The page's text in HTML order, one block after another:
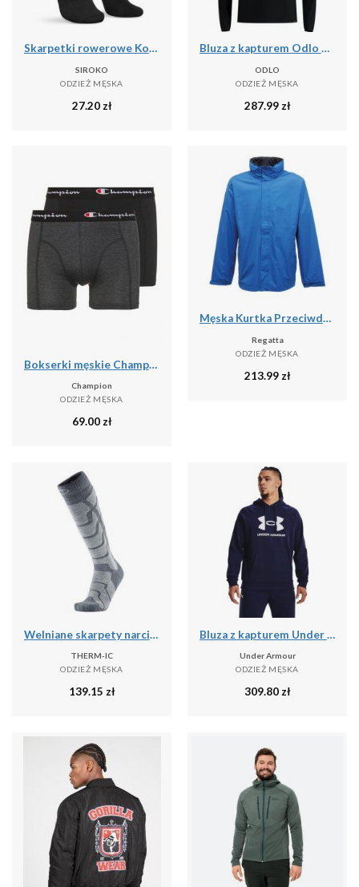
Skarpetki rowerowe Kolarstwo Siroko Core Lofoten
SIROKO
ODZIEŻ MĘSKA
27.20 zł
Bluza z kapturem Odlo Mid layer hoody CUBIC
ODLO
ODZIEŻ MĘSKA
287.99 zł
Bokserki męskie Champion 2 szt.
Champion
ODZIEŻ MĘSKA
69.00zł
Męska Kurtka Przeciwdeszczowa Ardmore
Regatta
ODZIEŻ MĘSKA
213.99 zł
Welniane skarpety narciarski czlowiek Therm-ic Ski Warm wysokosc kolana
THERM-IC
ODZIEŻ MĘSKA
139.15 zł
Bluza z kapturem Under Armour Rival Fleece, Mężczyźni
Under Armour
ODZIEŻ MĘSKA
309.80zł